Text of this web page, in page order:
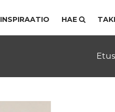
INSPIRAATIO HAE